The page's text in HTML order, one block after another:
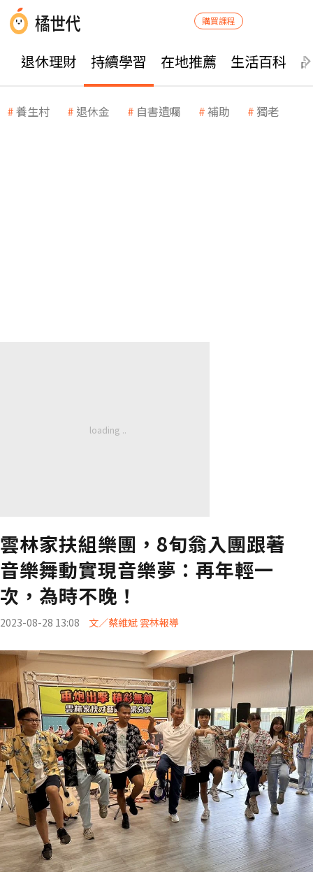
購買課程
退休理財 持續學習 在地推薦 生活百科
養生村 退休金 自書遺囑 補助 獨老
雲林家扶組樂團，8旬翁入團跟著
音樂舞動實現音樂夢：再年輕一
次，為時不晚！
2023-08-28 13:08 文／蔡維斌 雲林報導